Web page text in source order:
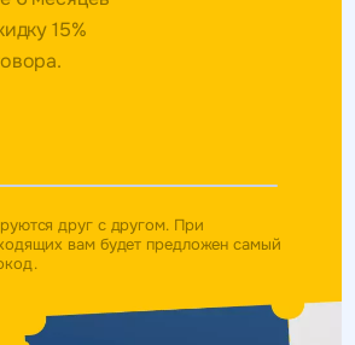
15%
друг с другом. При
вам будет предложен самый